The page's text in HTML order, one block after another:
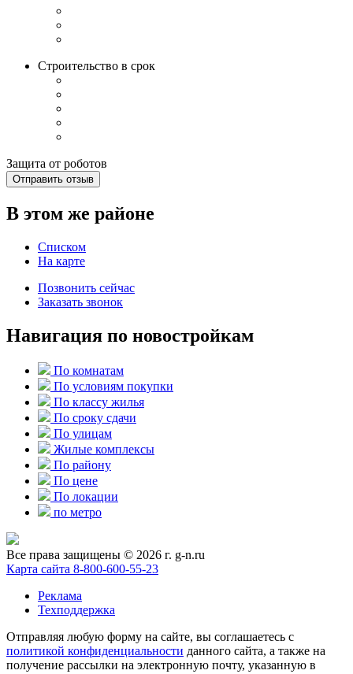
Строительство в срок
Защита от роботов
Отправить отзыв
В этом же районе
Списком
На карте
Позвонить сейчас
Заказать звонок
Навигация по новостройкам
По комнатам
По условиям покупки
По классу жилья
По сроку сдачи
По улицам
Жилые комплексы
По району
По цене
По локации
по метро
Все права защищены © 2026 г. g-n.ru
Карта сайта 8-800-600-55-23
Реклама
Техподдержка
Отправляя любую форму на сайте, вы соглашаетесь с
политикой конфиденциальности данного сайта, а также на
получение рассылки на электронную почту, указанную в